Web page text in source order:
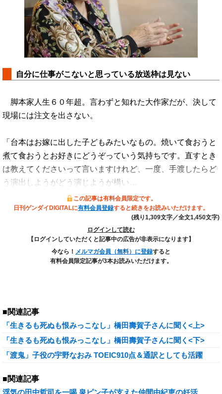
自分に仕事がこないと思っている放送枠は見ない
脚本家人生６０年超。言わずと知れた大作家だが、決して
現場には注文を出さない。
「台本はお嫁に出した子どもみたいなもの。焼いて食おうと
煮て食おうとお好きにどうぞっていう気持ちです。直すとき
は教えてくださいって言いますけれど、一度、手渡したらど
う演出しようがどう演じようが構い…
この記事は有料会員限定です。
日刊ゲンダイDIGITALに有料会員登録すると続きをお読みいただけます。
(残り1,309文字／全文1,450文字)
ログインして読む
【ログインしていただくと記事中の広告が非表示になります】
今なら！ メルマガ会員（無料）に登録すると
有料会員限定記事が3本お読みいただけます。
■関連記事
「生きるも死ぬも恨みっこなし」橋田壽賀子さんに聞く<上>
「生きるも死ぬも恨みっこなし」橋田壽賀子さんに聞く<下>
「渡鬼」子役の宇野なおみ TOEIC910点＆通訳としても活躍
■関連記事
浮気の田中哲司を一喝 泉ピン子が支えた仲間由紀恵の妊活